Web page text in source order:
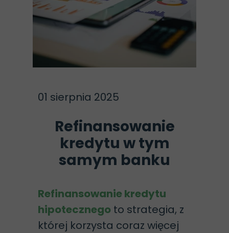
01 sierpnia 2025
Refinansowanie
kredytu w tym
samym banku
Refinansowanie kredytu
hipotecznego to strategia, z
której korzysta coraz więcej